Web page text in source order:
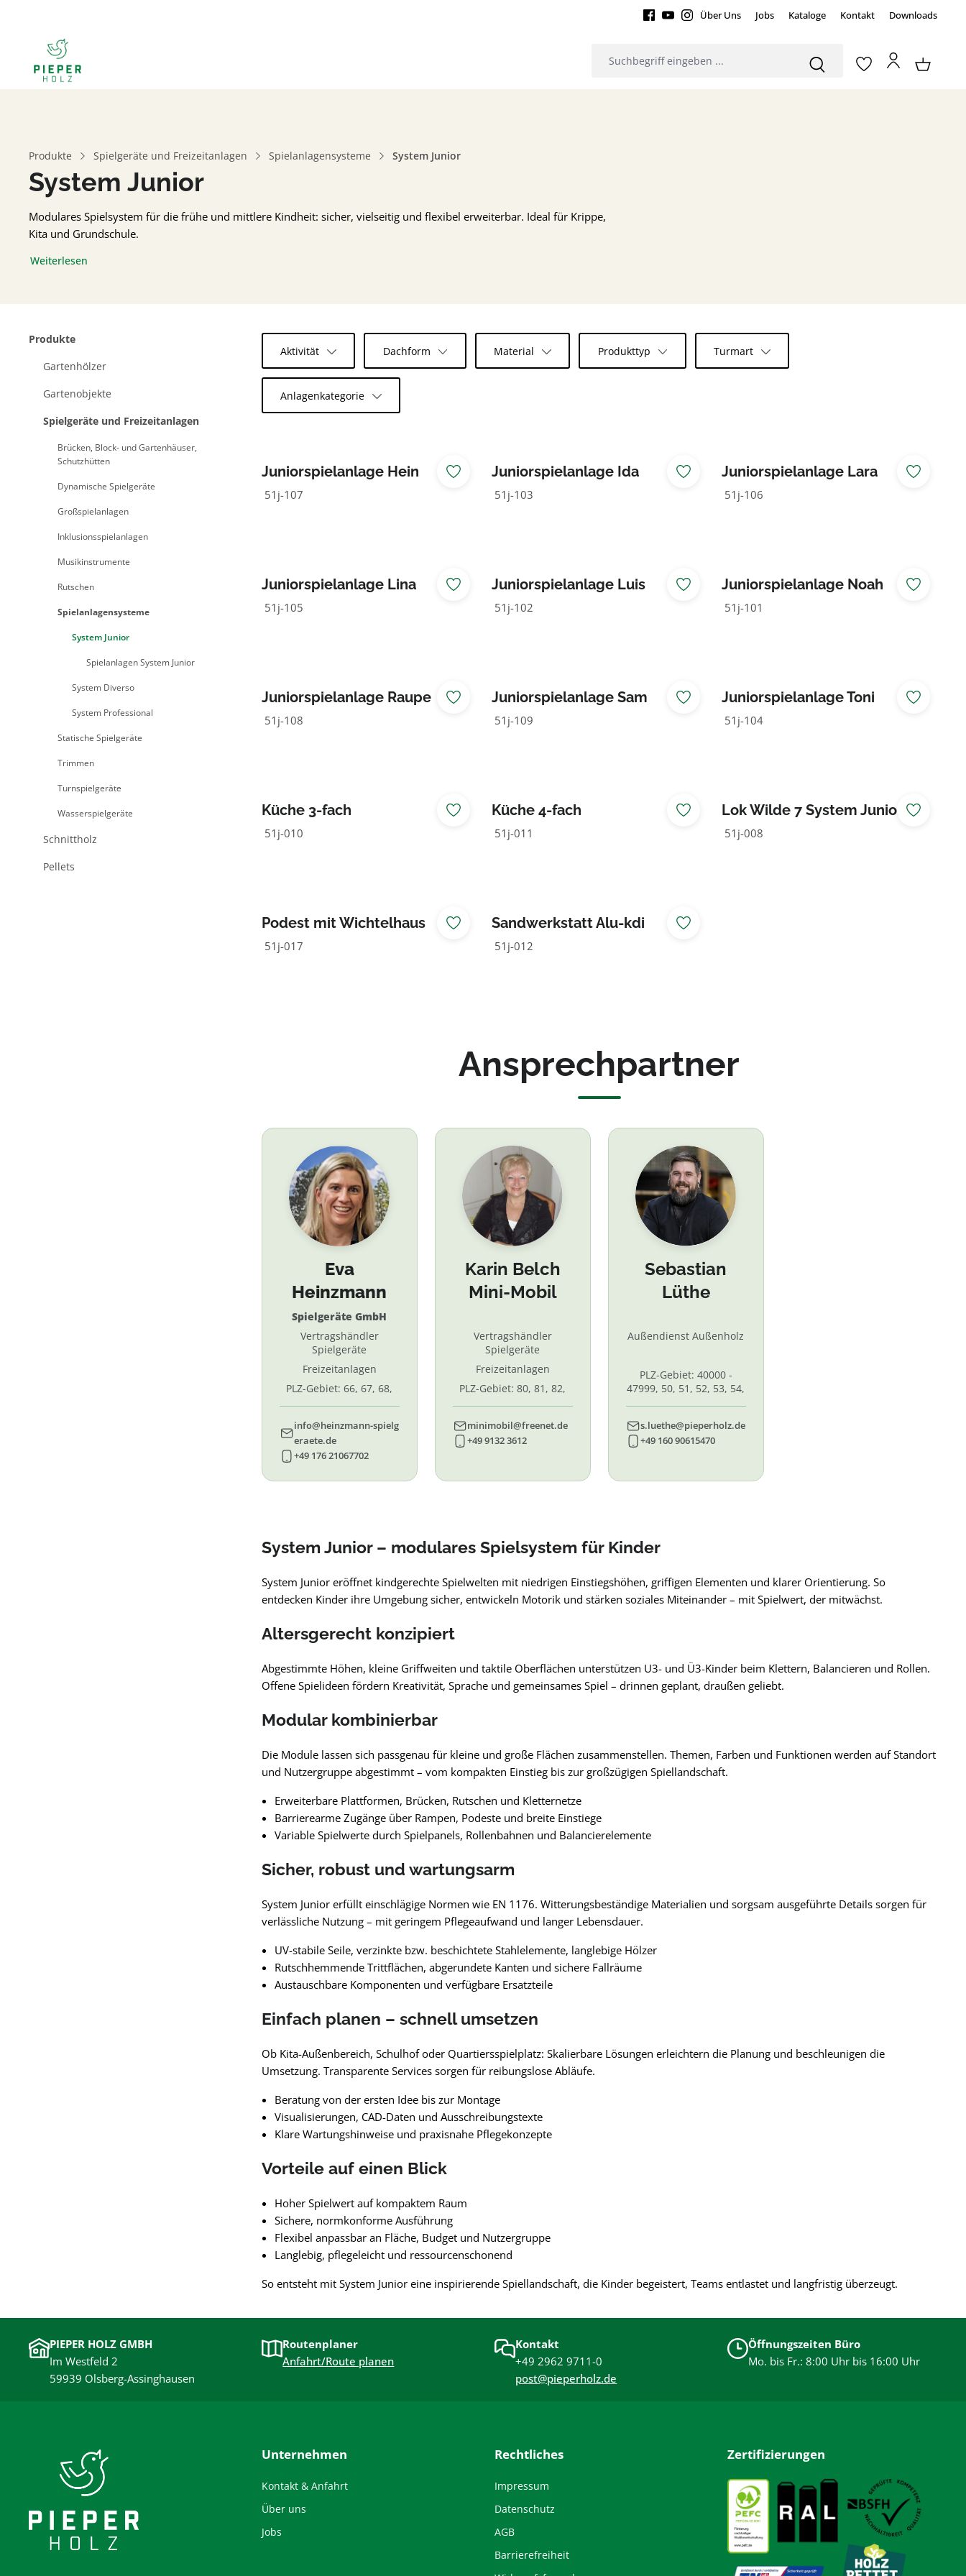
Über Uns Jobs Kataloge Kontakt Downloads
Produkte Spielgeräte und Freizeitanlagen Spielanlagensysteme System Junior
System Junior
Modulares Spielsystem für die frühe und mittlere Kindheit: sicher, vielseitig und flexibel erweiterbar. Ideal für Krippe,
Kita und Grundschule.
Weiterlesen
Produkte
Gartenhölzer
Gartenobjekte
Spielgeräte und Freizeitanlagen
Brücken, Block- und Gartenhäuser,
Schutzhütten
Dynamische Spielgeräte
Großspielanlagen
Inklusionsspielanlagen
Musikinstrumente
Rutschen
Spielanlagensysteme
System Junior
Spielanlagen System Junior
System Diverso
System Professional
Statische Spielgeräte
Trimmen
Turnspielgeräte
Wasserspielgeräte
Schnittholz
Pellets
Aktivität Dachform Material Produkttyp Turmart
Anlagenkategorie
Juniorspielanlage Hein
51j-107
Juniorspielanlage Ida
51j-103
Juniorspielanlage Lara
51j-106
Juniorspielanlage Lina
51j-105
Juniorspielanlage Luis
51j-102
Juniorspielanlage Noah
51j-101
Juniorspielanlage Raupe
51j-108
Juniorspielanlage Sam
51j-109
Juniorspielanlage Toni
51j-104
Küche 3-fach
51j-010
Küche 4-fach
51j-011
Lok Wilde 7 System Junior
51j-008
Podest mit Wichtelhaus
51j-017
Sandwerkstatt Alu-kdi
51j-012
Ansprechpartner
Eva
Heinzmann
Spielgeräte GmbH
Vertragshändler
Spielgeräte
Freizeitanlagen
PLZ-Gebiet: 66, 67, 68,
info@heinzmann-spielg
eraete.de
+49 176 21067702
Karin Belch
Mini-Mobil
Vertragshändler
Spielgeräte
Freizeitanlagen
PLZ-Gebiet: 80, 81, 82,
minimobil@freenet.de
+49 9132 3612
Sebastian
Lüthe
Außendienst Außenholz
PLZ-Gebiet: 40000 -
47999, 50, 51, 52, 53, 54,
s.luethe@pieperholz.de
+49 160 90615470
System Junior – modulares Spielsystem für Kinder
System Junior eröffnet kindgerechte Spielwelten mit niedrigen Einstiegshöhen, griffigen Elementen und klarer Orientierung. So
entdecken Kinder ihre Umgebung sicher, entwickeln Motorik und stärken soziales Miteinander – mit Spielwert, der mitwächst.
Altersgerecht konzipiert
Abgestimmte Höhen, kleine Griffweiten und taktile Oberflächen unterstützen U3- und Ü3-Kinder beim Klettern, Balancieren und Rollen.
Offene Spielideen fördern Kreativität, Sprache und gemeinsames Spiel – drinnen geplant, draußen geliebt.
Modular kombinierbar
Die Module lassen sich passgenau für kleine und große Flächen zusammenstellen. Themen, Farben und Funktionen werden auf Standort
und Nutzergruppe abgestimmt – vom kompakten Einstieg bis zur großzügigen Spiellandschaft.
Erweiterbare Plattformen, Brücken, Rutschen und Kletternetze
Barrierearme Zugänge über Rampen, Podeste und breite Einstiege
Variable Spielwerte durch Spielpanels, Rollenbahnen und Balancierelemente
Sicher, robust und wartungsarm
System Junior erfüllt einschlägige Normen wie EN 1176. Witterungsbeständige Materialien und sorgsam ausgeführte Details sorgen für
verlässliche Nutzung – mit geringem Pflegeaufwand und langer Lebensdauer.
UV-stabile Seile, verzinkte bzw. beschichtete Stahlelemente, langlebige Hölzer
Rutschhemmende Trittflächen, abgerundete Kanten und sichere Fallräume
Austauschbare Komponenten und verfügbare Ersatzteile
Einfach planen – schnell umsetzen
Ob Kita-Außenbereich, Schulhof oder Quartiersspielplatz: Skalierbare Lösungen erleichtern die Planung und beschleunigen die
Umsetzung. Transparente Services sorgen für reibungslose Abläufe.
Beratung von der ersten Idee bis zur Montage
Visualisierungen, CAD-Daten und Ausschreibungstexte
Klare Wartungshinweise und praxisnahe Pflegekonzepte
Vorteile auf einen Blick
Hoher Spielwert auf kompaktem Raum
Sichere, normkonforme Ausführung
Flexibel anpassbar an Fläche, Budget und Nutzergruppe
Langlebig, pflegeleicht und ressourcenschonend
So entsteht mit System Junior eine inspirierende Spiellandschaft, die Kinder begeistert, Teams entlastet und langfristig überzeugt.
PIEPER HOLZ GMBH
Im Westfeld 2
59939 Olsberg-Assinghausen
Routenplaner
Anfahrt/Route planen
Kontakt
+49 2962 9711-0
post@pieperholz.de
Öffnungszeiten Büro
Mo. bis Fr.: 8:00 Uhr bis 16:00 Uhr
Unternehmen
Kontakt & Anfahrt
Über uns
Jobs
Rechtliches
Impressum
Datenschutz
AGB
Barrierefreiheit
Zertifizierungen